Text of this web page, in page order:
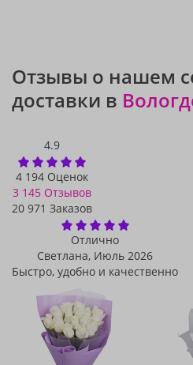
Отзывы о нашем
доставки в
4.9
4 194 Оценок
3 145 Отзывов
20 971 Заказов
Отлично
Светлана, Июль 2026
Быстро, удобно и качественно